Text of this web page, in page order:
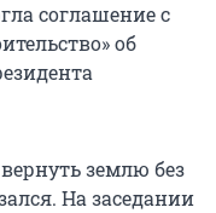
соглашение с
об
землю без
На заседании